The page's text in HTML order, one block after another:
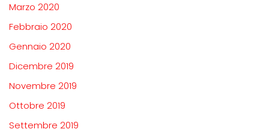
Marzo 2020
Febbraio 2020
Gennaio 2020
Dicembre 2019
Novembre 2019
Ottobre 2019
Settembre 2019